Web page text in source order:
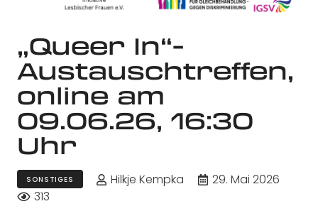
„Queer In“-
Austauschtreffen,
online am
09.06.26, 16:30
Uhr
SONSTIGES Hilkje Kempka
29. Mai 2026
313